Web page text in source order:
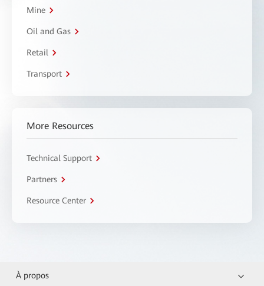
Mine
Oil and Gas
Retail
Transport
More Resources
Technical Support
Partners
Resource Center
À propos